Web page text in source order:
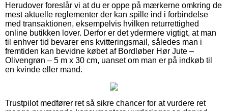
Herudover foreslår vi at du er oppe på mærkerne omkring de
mest aktuelle reglementer der kan spille ind i forbindelse
med transaktionen, eksempelvis hvilken returrettighed
online butikken lover. Derfor er det ydermere vigtigt, at man
til enhver tid bevarer ens kvitteringsmail, således man i
fremtiden kan bevidne købet af Bordløber Hør Jute –
Olivengrøn – 5 m x 30 cm, uanset om man er på indkøb til
en kvinde eller mand.
Trustpilot medfører ret så sikre chancer for at vurdere ret